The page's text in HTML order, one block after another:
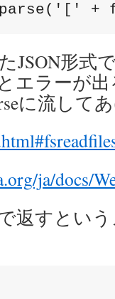
JSON形式
エラーが
に流して
ja/docs/
で返すとい